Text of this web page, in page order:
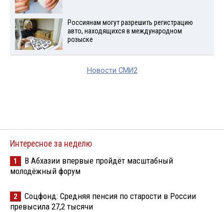
Россиянам могут разрешить регистрацию
авто, находящихся в международном
розыске
Новости СМИ2
Интересное за неделю
1
В Абхазии впервые пройдёт масштабный
молодёжный форум
2
Соцфонд: Средняя пенсия по старости в России
превысила 27,2 тысячи